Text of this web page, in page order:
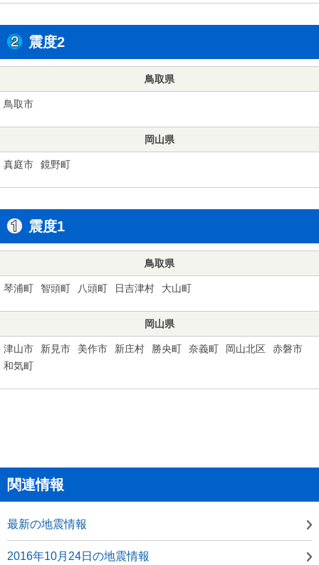
震度2
鳥取県
鳥取市
岡山県
真庭市 鏡野町
震度1
鳥取県
琴浦町 智頭町 八頭町 日吉津村 大山町
岡山県
津山市 新見市 美作市 新庄村 勝央町 奈義町 岡山北区
赤磐市
和気町
関連情報
最新の地震情報
2016年10月24日の地震情報